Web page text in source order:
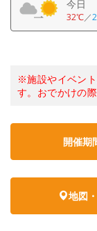
今日
32℃／
※施設やイベン
す。おでかけの
開催期
地図